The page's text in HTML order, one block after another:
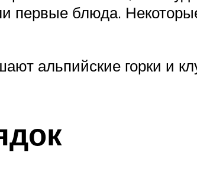
первые блюда.
альпийские горки и